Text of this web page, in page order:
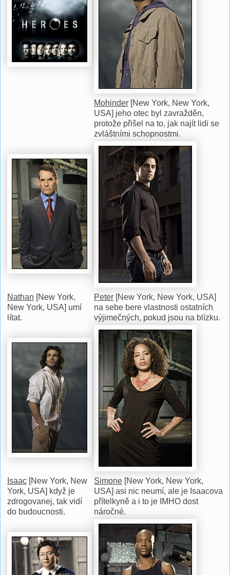
Mohinder [New York, New York,
USA] jeho otec byl zavražděn,
protože přišel na to, jak najít lidi se
zvláštními schopnostmi.
Nathan [New York,
New York, USA] umí
lítat.
Peter [New York, New York, USA]
na sebe bere vlastnosti ostatních
výjimečných, pokud jsou na blízku.
Isaac [New York, New
York, USA] když je
zdrogovanej, tak vidí
do budoucnosti.
Simone [New York, New York,
USA] asi nic neumí, ale je Isaacova
přítelkyně a i to je IMHO dost
náročné.